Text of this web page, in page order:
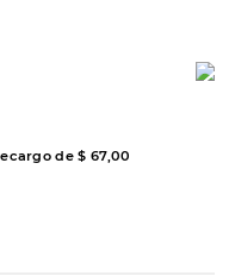
de$ 67,00